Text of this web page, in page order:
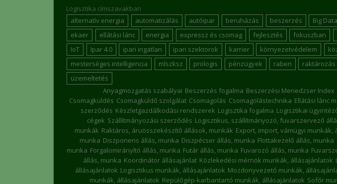
Logisztika címszavakban
alternatív energia
automatizálás autóipar beruházás beszerzés Big Data
ekaer
ellátási lánc energia expressz és csomag fejlesztés fokuszban
IoT
Ipar 4.0 ipari ingatlan ipari szektorok karrier környezetvédelem
mesterséges intelligencia
mlszksz prologis pénzügyek raben raktározás
üzemeltetés
Anyagmozgatás szabályai Beszerzés fogalma Beszerzési Menedzser Index
Csomagküldés Csomagküldő szolgálat Csomagolás Csomagolástechnika Ellátási lánc
szerződés Készletgazdálkodási rendszerek Logisztika fogalma Logisztikai
cégek Szállítmányozási szerződés Logisztikus, szállítmányozó, fuvarszervező
munkák Raktáros, áruösszekészítő állások, munkák Export, import, vámügyi munkák,
munka Diszponens állás, munka Diszpécser állás, munka Flottakezelő állás, munka
munka Forgalomirányító állás, munka Futár állás, munka Fuvarozó állás, munka
állás, munka Koordinátor állásajánlat Közlekedési mérnök munkák, állásajánlatok
állásajánlatok Logisztikus munkák, állásajánlatok Mozdonyvezető munkák,
munkák, állásajánlatok Repülőgép-karbantartó munkák, állásajánlatok Sofőr